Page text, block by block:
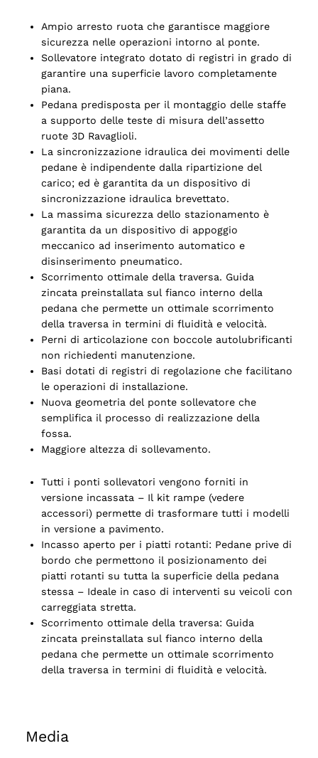
Ampio arresto ruota che garantisce maggiore
sicurezza nelle operazioni intorno al ponte.
Sollevatore integrato dotato di registri in grado di
garantire una superficie lavoro completamente
piana.
Pedana predisposta per il montaggio delle staffe
a supporto delle teste di misura dell’assetto
ruote 3D Ravaglioli.
La sincronizzazione idraulica dei movimenti delle
pedane è indipendente dalla ripartizione del
carico; ed è garantita da un dispositivo di
sincronizzazione idraulica brevettato.
La massima sicurezza dello stazionamento è
garantita da un dispositivo di appoggio
meccanico ad inserimento automatico e
disinserimento pneumatico.
Scorrimento ottimale della traversa. Guida
zincata preinstallata sul fianco interno della
pedana che permette un ottimale scorrimento
della traversa in termini di fluidità e velocità.
Perni di articolazione con boccole autolubrificanti
non richiedenti manutenzione.
Basi dotati di registri di regolazione che facilitano
le operazioni di installazione.
Nuova geometria del ponte sollevatore che
semplifica il processo di realizzazione della
fossa.
Maggiore altezza di sollevamento.
Tutti i ponti sollevatori vengono forniti in
versione incassata – Il kit rampe (vedere
accessori) permette di trasformare tutti i modelli
in versione a pavimento.
Incasso aperto per i piatti rotanti: Pedane prive di
bordo che permettono il posizionamento dei
piatti rotanti su tutta la superficie della pedana
stessa – Ideale in caso di interventi su veicoli con
carreggiata stretta.
Scorrimento ottimale della traversa: Guida
zincata preinstallata sul fianco interno della
pedana che permette un ottimale scorrimento
della traversa in termini di fluidità e velocità.
Media